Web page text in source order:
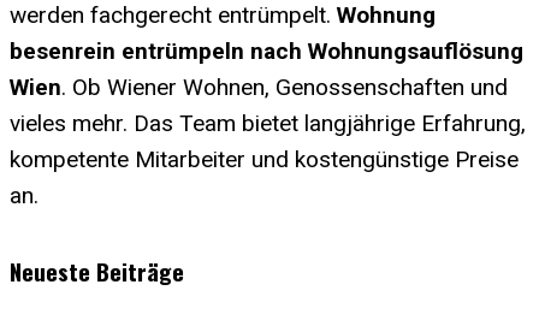
werden fachgerecht entrümpelt. Wohnung
besenrein entrümpeln nach Wohnungsauflösung
Wien. Ob Wiener Wohnen, Genossenschaften und
vieles mehr. Das Team bietet langjährige Erfahrung,
kompetente Mitarbeiter und kostengünstige Preise
an.
Neueste Beiträge